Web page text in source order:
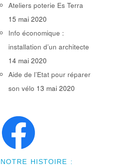
Ateliers poterie Es Terra
15 mai 2020
Info économique :
installation d’un architecte
14 mai 2020
Aide de l’Etat pour réparer
son vélo 13 mai 2020
NOTRE HISTOIRE :